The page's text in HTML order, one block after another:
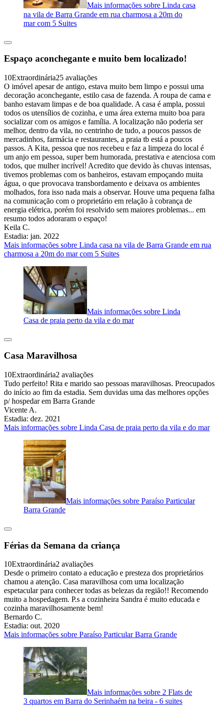
Mais informações sobre Linda casa
na vila de Barra Grande em rua charmosa a 20m do
mar com 5 Suites
Espaço aconchegante e muito bem localizado!
10Extraordinária25 avaliações
O imóvel apesar de antigo, estava muito bem limpo e possui uma
decoração aconchegante, estilo casa de fazenda. A roupa de cama e
banho estavam limpas e de boa qualidade. A casa é ampla, possui
todos os utensílios de cozinha, e uma área externa muito boa para
socializar com os amigos e família. A localização não poderia ser
melhor, dentro da vila, no centrinho de tudo, a poucos passos de
mercadinhos, farmácia e restaurantes, a praia tb está a poucos
passos. A Kita, pessoa que nos recebeu e faz a limpeza do local é
um anjo em pessoa, super bem humorada, prestativa e atenciosa com
todos, que mulher incrível! Acredito que devido às chuvas intensas,
tivemos problemas com os banheiros, estavam empoçando muita
água, o que provocava transbordamento e deixava os ambientes
molhados, fora isso nada mais a observar. Houve uma pequena falha
na comunicação com o proprietário em relação à cobrança de
energia elétrica, porém foi resolvido sem maiores problemas... em
resumo todos adoraram o espaço!
Keila C.
Estadia: jan. 2022
Mais informações sobre Linda casa na vila de Barra Grande em rua
charmosa a 20m do mar com 5 Suites
Mais informações sobre Linda
Casa de praia perto da vila e do mar
Casa Maravilhosa
10Extraordinária2 avaliações
Tudo perfeito! Rita e marido sao pessoas maravilhosas. Preocupados
do início ao fim da estadia. Sem duvidas uma das melhores opções
p/ hospedar em Barra Grande
Vicente A.
Estadia: dez. 2021
Mais informações sobre Linda Casa de praia perto da vila e do mar
Mais informações sobre Paraíso Particular
Barra Grande
Férias da Semana da criança
10Extraordinária2 avaliações
Desde o primeiro contato a educação e presteza dos proprietários
chamou a atenção. Casa maravilhosa com uma localização
espetacular para conhecer todas as belezas da região!! Recomendo
muito a hospedagem. P.s a cozinheira Sandra é muito educada e
cozinha maravilhosamente bem!
Bernardo C.
Estadia: out. 2020
Mais informações sobre Paraíso Particular Barra Grande
Mais informações sobre 2 Flats de
3 quartos em Barra do Serinhaém na beira - 6 suites